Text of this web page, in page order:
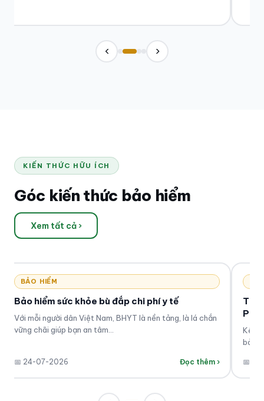
‹ ›
KIẾN THỨC HỮU ÍCH
Góc kiến thức bảo hiểm
Xem tất cả ›
Pro
Kể từ
bảo